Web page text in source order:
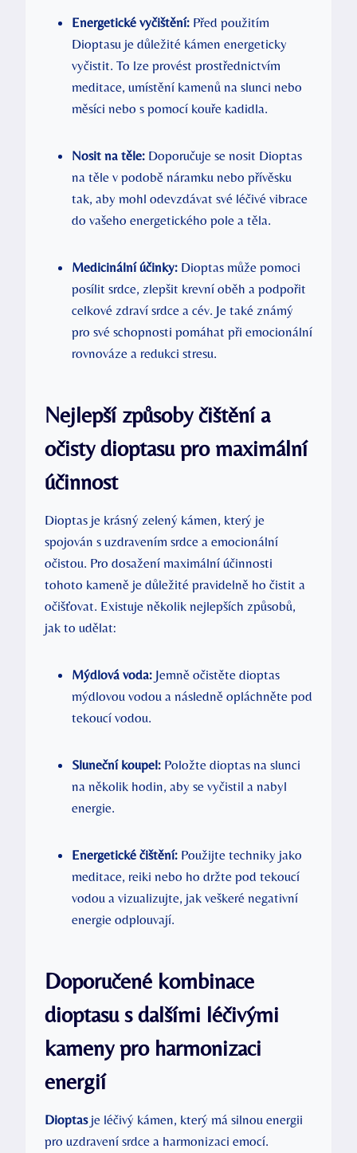
Energetické vyčištění: Před použitím
Dioptasu je důležité kámen energeticky
vyčistit. To lze provést prostřednictvím
meditace, umístění kamenů na slunci nebo
měsíci nebo s pomocí kouře kadidla.
Nosit na těle: Doporučuje se nosit Dioptas
na těle v podobě náramku nebo přívěsku
tak, aby mohl odevzdávat své léčivé vibrace
do vašeho energetického pole a těla.
Medicinální účinky: Dioptas může pomoci
posílit srdce, zlepšit krevní oběh a podpořit
celkové zdraví srdce a cév. Je také známý
pro své schopnosti pomáhat při emocionální
rovnováze a redukci stresu.
Nejlepší způsoby čištění a
očisty dioptasu pro maximální
účinnost
Dioptas je krásný zelený kámen, který je
spojován s uzdravením srdce a emocionální
očistou. Pro dosažení maximální účinnosti
tohoto kameně je důležité pravidelně ho čistit a
očišťovat. Existuje několik nejlepších způsobů,
jak to udělat:
Mýdlová voda: Jemně očistěte dioptas
mýdlovou vodou a následně opláchněte pod
tekoucí vodou.
Sluneční koupel: Položte dioptas na slunci
na několik hodin, aby se vyčistil a nabyl
energie.
Energetické čištění: Použijte techniky jako
meditace, reiki nebo ho držte pod tekoucí
vodou a vizualizujte, jak veškeré negativní
energie odplouvají.
Doporučené kombinace
dioptasu s dalšími léčivými
kameny pro harmonizaci
energií
Dioptasje léčivý kámen, který má silnou energii
pro uzdravení srdce a harmonizaci emocí.